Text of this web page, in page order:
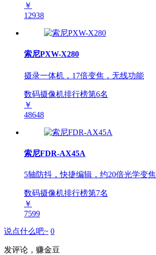
￥
12938
索尼PXW-X280
摄录一体机，17倍变焦，无线功能
数码摄像机排行榜第6名
￥
48648
索尼FDR-AX45A
5轴防抖，快捷编辑，约20倍光学变焦
数码摄像机排行榜第7名
￥
7599
说点什么吧~ 0
发评论，赚金豆